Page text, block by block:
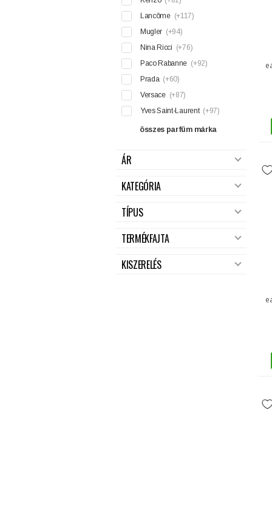
Lancôme (+117)
Mugler (+94)
Nina Ricci (+76)
Paco Rabanne (+92)
Prada (+60)
Versace (+87)
Yves Saint-Laurent (+97)
összes parfüm márka
ÁR
KATEGÓRIA
TÍPUS
TERMÉKFAJTA
KISZERELÉS